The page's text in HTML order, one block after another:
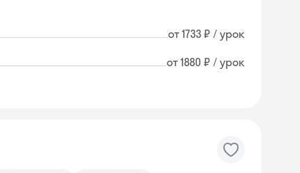
от 1733 ₽ / урок
от 1880 ₽ / урок